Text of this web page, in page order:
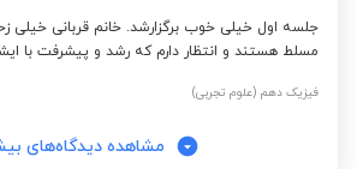
جلسه اول خیلی خوب برگزارشد. خانم قربانی
مسلط هستند و انتظار دارم که رشد و پیشرفت با
فیزیک دهم (علوم تجربی)
مشاهده دیدگاه‌های